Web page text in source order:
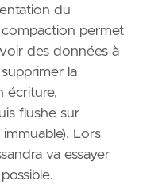
du
permet
des données à
la
écriture,
flushe sur
Lors
va essayer